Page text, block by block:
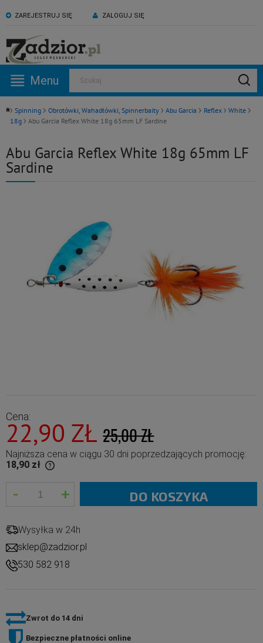
ZAREJESTRUJ SIĘ ZALOGUJ SIĘ
KONTAKT:
530 582 918
Pn -Pt: 09:00 - 17:00
ZAPRASZAMY NA NASZ
Menu Szukaj
Spinning Obrotówki, Wahadłówki, Spinnerbaity Abu Garcia Reflex
White
18g
Abu Garcia Reflex White 18g 65mm LF Sardine
Abu Garcia Reflex White 18g 65mm LF
Sardine
Cena:
22,90 ZŁ 25,00 ZŁ
Najniższa cena w ciągu 30 dni poprzedzających promocję:
18,90 zł
- + DO KOSZYKA
Wysyłka w 24h
sklep@zadzior.pl
530 582 918
Zwrot do 14 dni
Bezpieczne płatności online